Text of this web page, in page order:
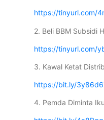
https://tinyurl.com/
2. Beli BBM Subsidi
https://tinyurl.com/
3. Kawal Ketat
https://bit.ly/
4. Pemda Diminta